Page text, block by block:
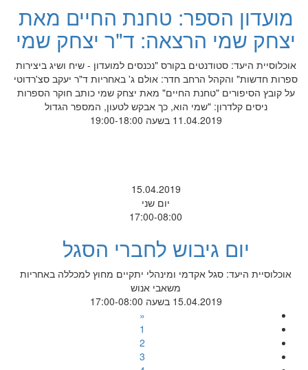
מועדון הספר: טחנת החיים מאת
יצחק שמי הרצאה: ד"ר יצחק שמי
אוכלוסיית היעד: סטודנטים בקורס "נכנסים למועדון - שיח ושיג ביצירות
ספרות חדשות" והקהל הרחב חדר: אולם ג' באחריות ד"ר יעקב סצ'רדוטי
על קובץ הסיפורים "טחנת החיים" מאת יצחק שמי כותב חוקר הספרות
ניסים קלדרון: "שמי הוא, כך אבקש לטעון, המספר הגדול
11.04.2019 בשעה 19:00-18:00
15.04.2019
יום שני
17:00-08:00
יום גיבוש לחברי הסגל
אוכלוסיית היעד: סגל אקדמי ומינהלי יתקיים מחוץ למכללה באחריות
משאבי אנוש
15.04.2019 בשעה 17:00-08:00
«
1
2
3